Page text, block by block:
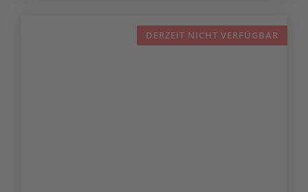
DERZEIT NICHT VERFÜGBAR